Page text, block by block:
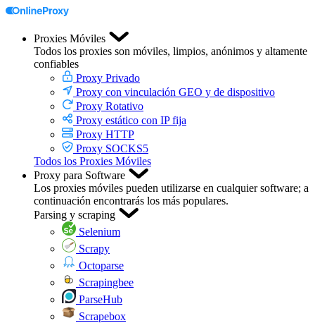
Proxies Móviles
Todos los proxies son móviles, limpios, anónimos y altamente
confiables
Proxy Privado
Proxy con vinculación GEO y de dispositivo
Proxy Rotativo
Proxy estático con IP fija
Proxy HTTP
Proxy SOCKS5
Todos los Proxies Móviles
Proxy para Software
Los proxies móviles pueden utilizarse en cualquier software; a
continuación encontrarás los más populares.
Parsing y scraping
Selenium
Scrapy
Octoparse
Scrapingbee
ParseHub
Scrapebox